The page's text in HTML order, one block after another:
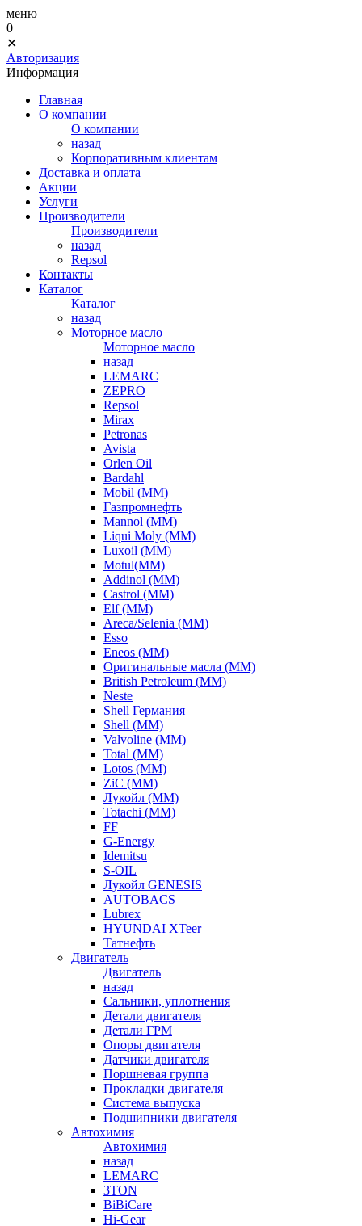
меню
0
✕
Авторизация
Информация
Главная
О компании
О компании
назад
Корпоративным клиентам
Доставка и оплата
Акции
Услуги
Производители
Производители
назад
Repsol
Контакты
Каталог
Каталог
назад
Моторное масло
Моторное масло
назад
LEMARC
ZEPRO
Repsol
Mirax
Petronas
Avista
Orlen Oil
Bardahl
Mobil (ММ)
Газпромнефть
Mannol (ММ)
Liqui Moly (ММ)
Luxoil (ММ)
Motul(ММ)
Addinol (ММ)
Castrol (ММ)
Elf (ММ)
Areca/Selenia (ММ)
Esso
Eneos (ММ)
Оригинальные масла (ММ)
British Petroleum (ММ)
Neste
Shell Германия
Shell (ММ)
Valvoline (ММ)
Total (ММ)
Lotos (ММ)
ZiC (ММ)
Лукойл (ММ)
Totachi (MM)
FF
G-Energy
Idemitsu
S-OIL
Лукойл GENESIS
AUTOBACS
Lubrex
HYUNDAI XTeer
Татнефть
Двигатель
Двигатель
назад
Сальники, уплотнения
Детали двигателя
Детали ГРМ
Опоры двигателя
Датчики двигателя
Поршневая группа
Прокладки двигателя
Система выпуска
Подшипники двигателя
Автохимия
Автохимия
назад
LEMARC
3TON
BiBiCare
Hi-Gear